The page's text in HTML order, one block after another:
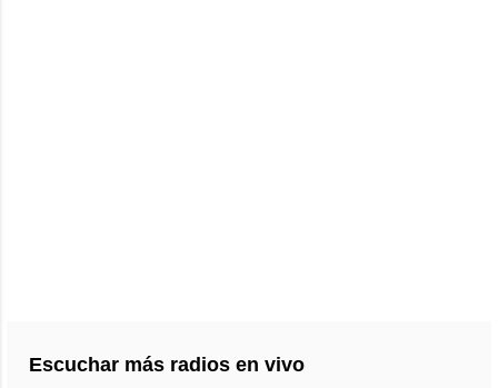
Escuchar más radios en vivo